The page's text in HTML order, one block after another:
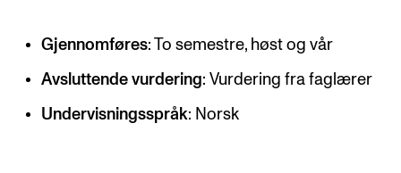
Gjennomføres: To semestre, høst og vår
Avsluttende vurdering: Vurdering fra faglærer
Undervisningsspråk: Norsk